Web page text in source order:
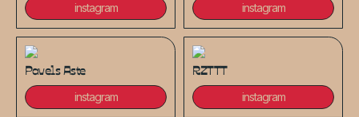
instagram instagram
Pavels Aste
instagram
RZTTT
instagram